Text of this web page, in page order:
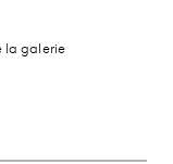
la galerie